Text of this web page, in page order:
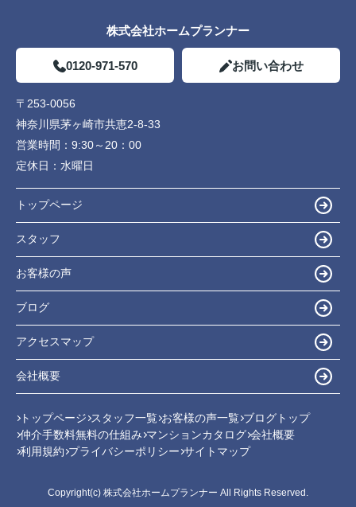
株式会社ホームプランナー
0120-971-570 お問い合わせ
〒253-0056
神奈川県茅ヶ崎市共恵2-8-33
営業時間： 9:30～20：00
定休日： 水曜日
トップページ
スタッフ
お客様の声
ブログ
アクセスマップ
会社概要
トップページ スタッフ一覧 お客様の声一覧 ブログトップ
仲介手数料無料の仕組み マンションカタログ 会社概要
利用規約 プライバシーポリシー サイトマップ
Copyright(c) 株式会社ホームプランナー All Rights Reserved.